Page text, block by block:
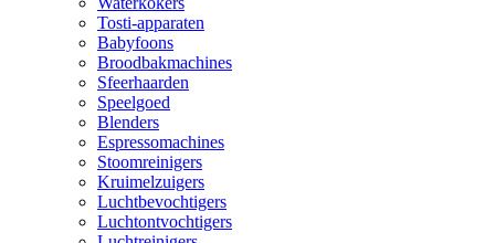
Tosti-apparaten
Babyfoons
Broodbakmachines
Sfeerhaarden
Speelgoed
Blenders
Espressomachines
Stoomreinigers
Kruimelzuigers
Luchtbevochtigers
Luchtontvochtigers